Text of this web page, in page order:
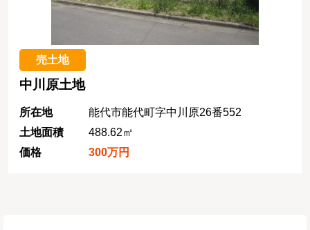
売土地
中川原土地
所在地
能代市能代町字中川原26番552
土地面積
488.62㎡
価格
300万円